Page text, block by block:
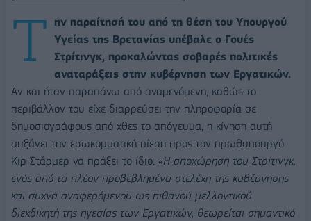
Τ
ην παραίτησή του από τη θέση του Υπουργού
Υγείας της Βρετανίας υπέβαλε ο Γουές
Στρίτινγκ, προκαλώντας σοβαρές πολιτικές
αναταράξεις στην κυβέρνηση των Εργατικών.
Αν και ήταν παραπάνω από αναμενόμενη, καθώς το
περιβάλλον του είχε διαρρεύσει την πληροφορία σε
δημοσιογράφους από χθες το απόγευμα, η κίνηση αυτή
αυξάνει την εσωκομματική πίεση προς τον πρωθυπουργό
Κιρ Στάρμερ να πράξει το ίδιο. «Η αποχώρηση του Στρίτινγκ,
ενός από τα πλέον προβεβλημένα στελέχη της κυβέρνησης
και συχνά αναφερόμενου ως πιθανού μελλοντικού
διεκδικητή της ηγεσίας των Εργατικών, θεωρείται σημαντικό